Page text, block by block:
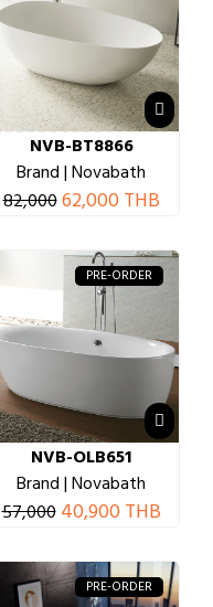
NVB-BT8866
Brand | Novabath
82,00062,000 THB
PRE-ORDER
NVB-OLB651
Brand | Novabath
57,000 40,900 THB
PRE-ORDER